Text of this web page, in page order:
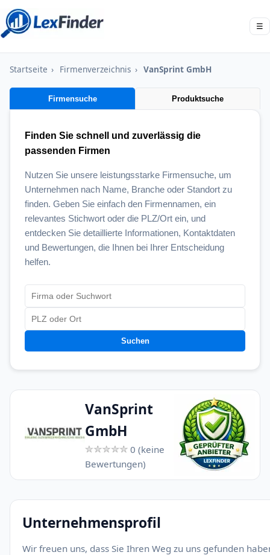
☰
Startseite › Firmenverzeichnis › VanSprint GmbH
Firmensuche Produktsuche
Finden Sie schnell und zuverlässig die
passenden Firmen
Nutzen Sie unsere leistungsstarke Firmensuche, um
Unternehmen nach Name, Branche oder Standort zu
finden. Geben Sie einfach den Firmennamen, ein
relevantes Stichwort oder die PLZ/Ort ein, und
entdecken Sie detaillierte Informationen, Kontaktdaten
und Bewertungen, die Ihnen bei Ihrer Entscheidung
helfen.
Suchen
VanSprint
GmbH
0 (keine
Bewertungen)
Unternehmensprofil
Wir freuen uns, dass Sie Ihren Weg zu uns gefunden